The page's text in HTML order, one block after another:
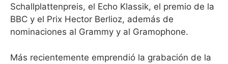
Schallplattenpreis, el Echo Klassik, el premio de la
BBC y el Prix Hector Berlioz, además de
nominaciones al Grammy y al Gramophone.
Más recientemente emprendió la grabación de la